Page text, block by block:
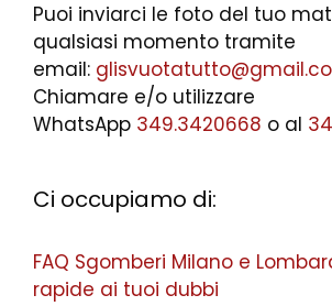
Puoi inviarci le foto del tuo
qualsiasi momento tramite
email:
Chiamare e/o utilizzare
WhatsApp 349.3420668 o al
Ci occupiamo di:
FAQ Sgomberi Milano e
rapide ai tuoi dubbi